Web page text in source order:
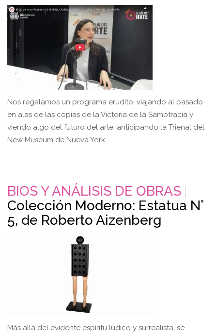
Nos regalamos un programa erudito, viajando al pasado
en alas de las copias de la Victoria de la Samotracia y
viendo algo del futuro del arte, anticipando la Trienal del
New Museum de Nueva York.
BIOS Y ANÁLISIS DE OBRAS
Colección Moderno: Estatua N°
5, de Roberto Aizenberg
Más allá del evidente espíritu lúdico y surrealista, se